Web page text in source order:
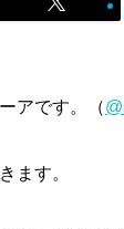
アです。（
ます。